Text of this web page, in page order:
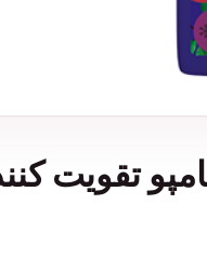
تقویت کننده ضد